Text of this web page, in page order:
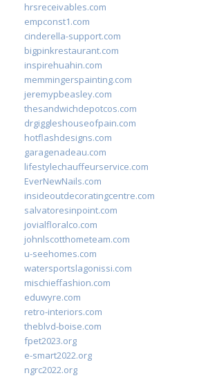
hrsreceivables.com
empconst1.com
cinderella-support.com
bigpinkrestaurant.com
inspirehuahin.com
memmingerspainting.com
jeremypbeasley.com
thesandwichdepotcos.com
drgiggleshouseofpain.com
hotflashdesigns.com
garagenadeau.com
lifestylechauffeurservice.com
EverNewNails.com
insideoutdecoratingcentre.com
salvatoresinpoint.com
jovialfloralco.com
johnlscotthometeam.com
u-seehomes.com
watersportslagonissi.com
mischieffashion.com
eduwyre.com
retro-interiors.com
theblvd-boise.com
fpet2023.org
e-smart2022.org
ngrc2022.org